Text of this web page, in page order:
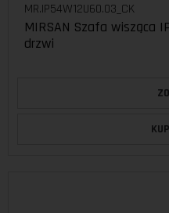
MR.IP54W12U60.03_CK
MIRSAN Szafa wisząca
drzwi